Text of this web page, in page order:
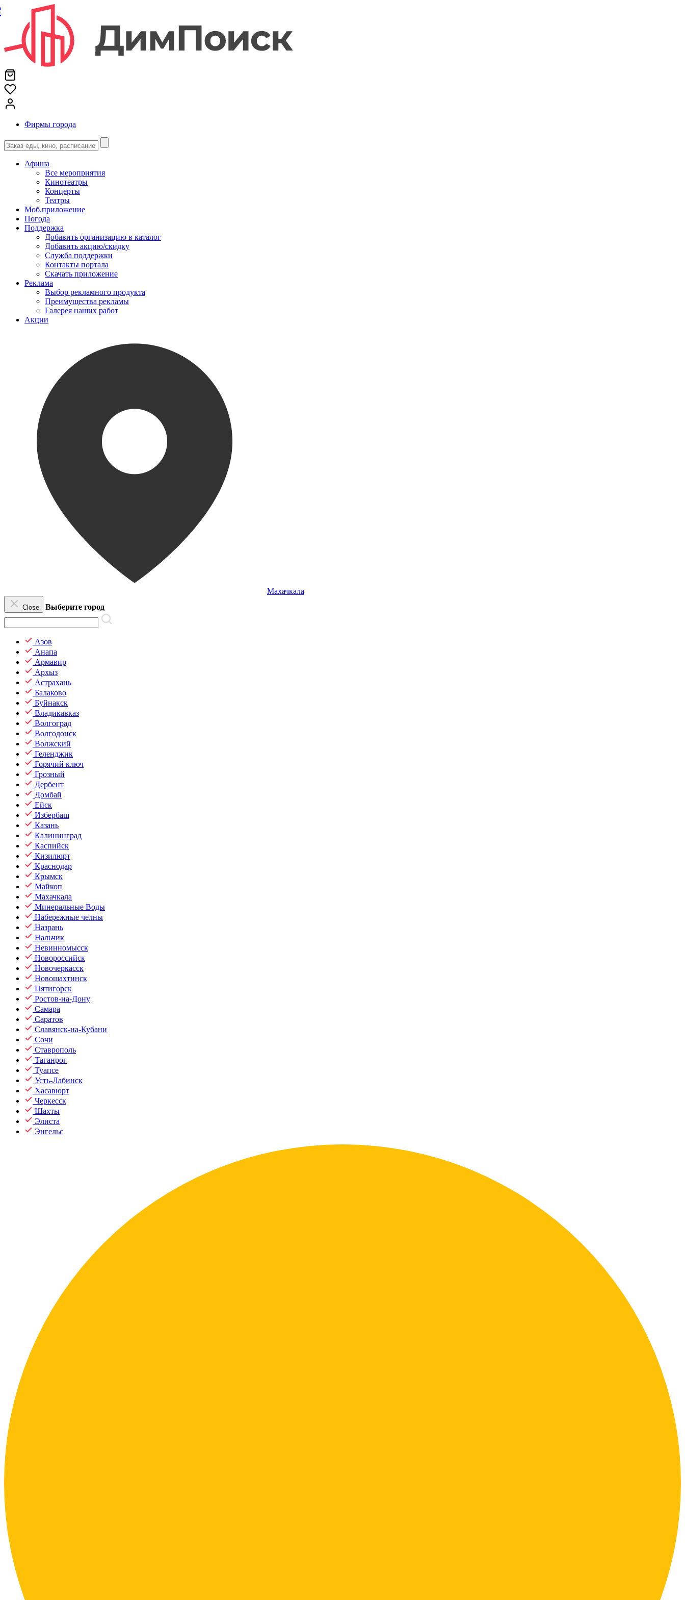
Фирмы города
Афиша
Все мероприятия
Кинотеатры
Концерты
Театры
Моб.приложение
Погода
Поддержка
Добавить организацию в каталог
Добавить акцию/скидку
Служба поддержки
Контакты портала
Скачать приложение
Реклама
Выбор рекламного продукта
Преимущества рекламы
Галерея наших работ
Акции
Махачкала
Close Выберите город
Азов
Анапа
Армавир
Архыз
Астрахань
Балаково
Буйнакск
Владикавказ
Волгоград
Волгодонск
Волжский
Геленджик
Горячий ключ
Грозный
Дербент
Домбай
Ейск
Избербаш
Казань
Калининград
Каспийск
Кизилюрт
Краснодар
Крымск
Майкоп
Махачкала
Минеральные Воды
Набережные челны
Назрань
Нальчик
Невинномысск
Новороссийск
Новочеркасск
Новошахтинск
Пятигорск
Ростов-на-Дону
Самара
Саратов
Славянск-на-Кубани
Сочи
Ставрополь
Таганрог
Туапсе
Усть-Лабинск
Хасавюрт
Черкесск
Шахты
Элиста
Энгельс